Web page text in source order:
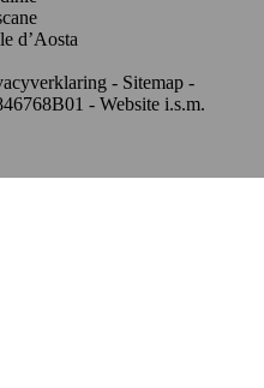
d’Aosta
- Sitemap -
- Website i.s.m.